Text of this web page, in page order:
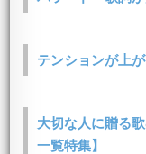
テンションが上
大切な人に贈る
一覧特集】